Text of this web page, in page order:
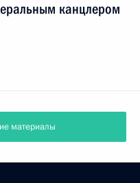
канцлером
материалы